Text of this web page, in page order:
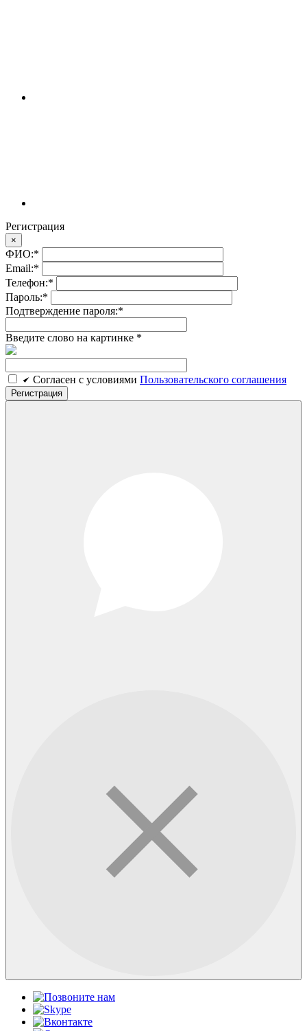
Регистрация
×
ФИО:*
Email:*
Телефон:*
Пароль:*
Подтверждение пароля:*
Введите слово на картинке *
Cогласен c условиями Пользовательского соглашения